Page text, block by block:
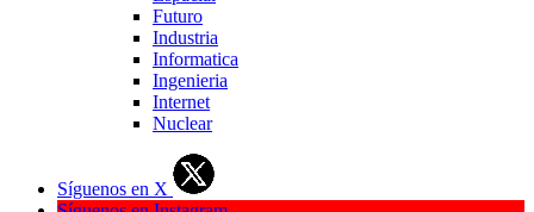
Futuro
Industria
Informatica
Ingenieria
Internet
Nuclear
Síguenos en X